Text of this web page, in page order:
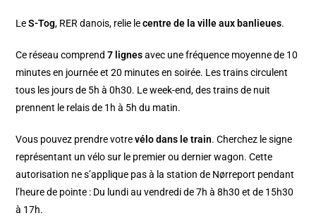
LeS-Tog, RER danois, relie lecentre de la ville aux banlieues.
Ce réseau comprend7 lignesavec une fréquence moyenne de 10
minutes en journée et 20 minutes en soirée. Les trains circulent
tous les jours de 5h à 0h30. Le week-end, des trains de nuit
prennent le relais de 1h à 5h du matin.
Vous pouvez prendre votrevélo dans le train. Cherchez le signe
représentant un vélo sur le premier ou dernier wagon. Cette
autorisation ne s’applique pas à la station de Nørreport pendant
l’heure de pointe : Du lundi au vendredi de 7h à 8h30 et de 15h30
à 17h.